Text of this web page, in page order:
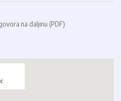
na daljinu (PDF)